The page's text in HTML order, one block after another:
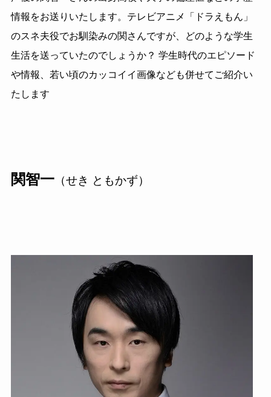
情報をお送りいたします。テレビアニメ「ドラえもん」
のスネ夫役でお馴染みの関さんですが、どのような学生
生活を送っていたのでしょうか？ 学生時代のエピソード
や情報、若い頃のカッコイイ画像なども併せてご紹介い
たします
関智一（せき ともかず）